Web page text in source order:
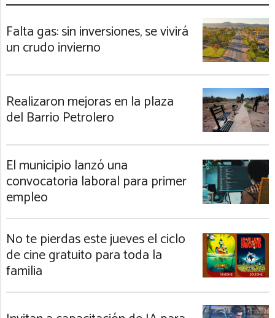
Falta gas: sin inversiones, se vivirá
un crudo invierno
Realizaron mejoras en la plaza
del Barrio Petrolero
El municipio lanzó una
convocatoria laboral para primer
empleo
No te pierdas este jueves el ciclo
de cine gratuito para toda la
familia